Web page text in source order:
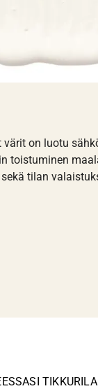
on luotu
toistuminen
tilan